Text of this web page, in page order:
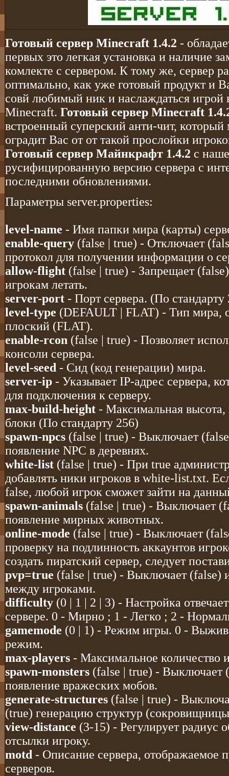
Готовый сервер Minecraft 1.4.2 -
первых это легкая установка и наличие
комлекте с сервером. К тому же, сервер
оптимально, как уже готовый продукт и
совй любимый ник и наслаждаться игрой
Minecraft. Готовый сервер Minecraft
встроенный суперский анти-чит, который
оградит Вас от от такой прослойки
Готовый сервер Майнкрафт 1.4.2 с
русифицированную версию сервера с
последними обновлениями.
Параметры server.properties:
level-name - Имя папки мира (карты)
enable-query (false | true) - Отключает
протокол для получении информации о
allow-flight (false | true) - Запрещает
игрокам летать.
server-port - Порт сервера. (По стандарту
level-type (DEFAULT | FLAT) - Тип мира,
плоский (FLAT).
enable-rcon (false | true) - Позволяет
консоли сервера.
level-seed - Сид (код генерации) мира.
server-ip - Указывает IP-адрес сервера,
для подключения к серверу.
max-build-height - Максимальная высота,
блоки (По стандарту 256)
spawn-npcs (false | true) - Выключает
появление NPC в деревнях.
white-list (false | true) - При true
добавлять ники игроков в white-list.txt.
false, любой игрок сможет зайти на
spawn-animals (false | true) - Выключает
появление мирных животных.
online-mode (false | true) - Выключает
проверку на подлинность аккаунтов
создать пиратский сервер, следует
pvp=true (false | true) - Выключает (false)
между игроками.
difficulty (0 | 1 | 2 | 3) - Настройка
сервере. 0 - Мирно ; 1 - Легко ; 2 -
gamemode (0 | 1) - Режим игры. 0 -
режим.
max-players - Максимальное количество
spawn-monsters (false | true) - Выключает
появление вражеских мобов.
generate-structures (false | true) -
(true) генерацию структур
view-distance (3-15) - Регулирует радиус
отсылки игроку.
motd - Описание сервера, отображаемое
серверов.